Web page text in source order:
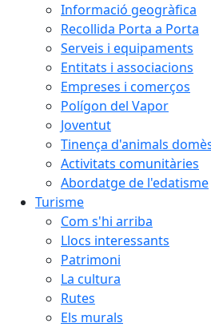
Informació geogràfica
Recollida Porta a Porta
Serveis i equipaments
Entitats i associacions
Empreses i comerços
Polígon del Vapor
Joventut
Tinença d'animals
Activitats comunitàries
Abordatge de l'edatisme
Turisme
Com s'hi arriba
Llocs interessants
Patrimoni
La cultura
Rutes
Els murals